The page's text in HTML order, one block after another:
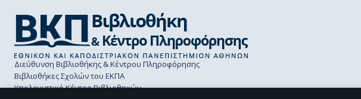
Διεύθυνση Βιβλιοθήκης & Κέντρου Πληροφόρησης
Βιβλιοθήκες Σχολών του ΕΚΠΑ
Υπολογιστικό Κέντρο Βιβλιοθηκών